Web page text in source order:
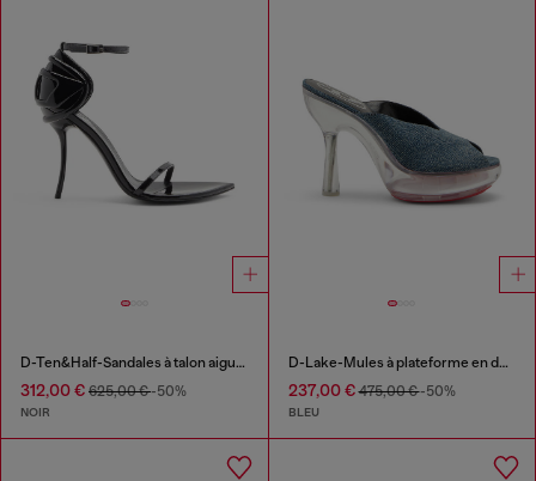
D-Ten&Half-Sandales à talon aiguille en cuir verni
312,00 € 625,00 €-50%
NOIR
D-Lake-Mules à plateforme en denim et plexiglas
237,00 €475,00 €-50%
BLEU